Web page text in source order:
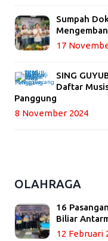
Sumpah
17
SING
Daftar
Panggung
8 November 2024
OLAHRAGA
16
Biliar
12 Februari